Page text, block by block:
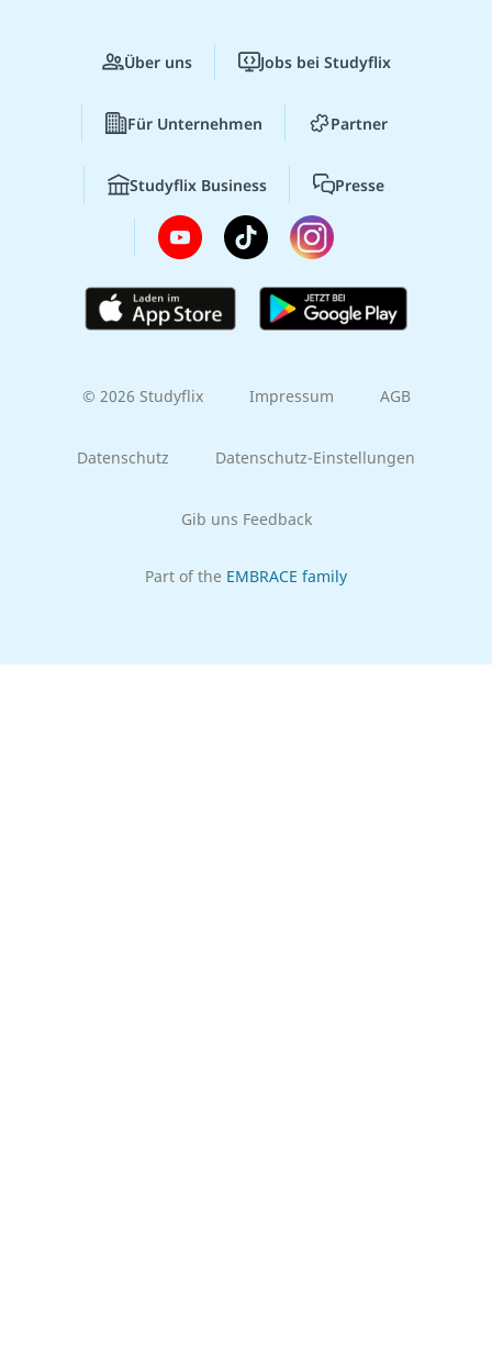
Über uns Jobs bei Studyflix
Für Unternehmen Partner
Studyflix Business Presse
© 2026 Studyflix Impressum AGB
Datenschutz Datenschutz-Einstellungen
Gib uns Feedback
Part of the EMBRACE family